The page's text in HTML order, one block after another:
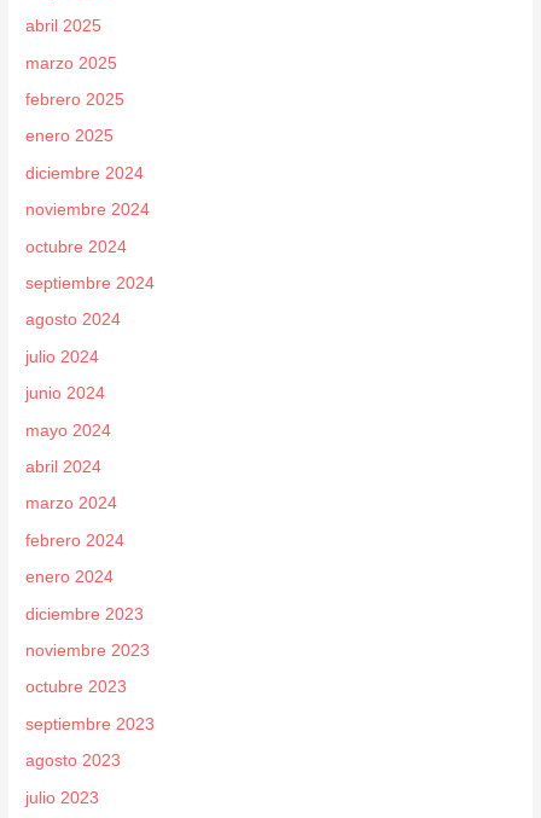
abril 2025
marzo 2025
febrero 2025
enero 2025
diciembre 2024
noviembre 2024
octubre 2024
septiembre 2024
agosto 2024
julio 2024
junio 2024
mayo 2024
abril 2024
marzo 2024
febrero 2024
enero 2024
diciembre 2023
noviembre 2023
octubre 2023
septiembre 2023
agosto 2023
julio 2023